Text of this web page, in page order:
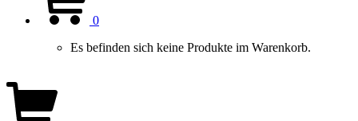
0
Es befinden sich keine Produkte im Warenkorb.